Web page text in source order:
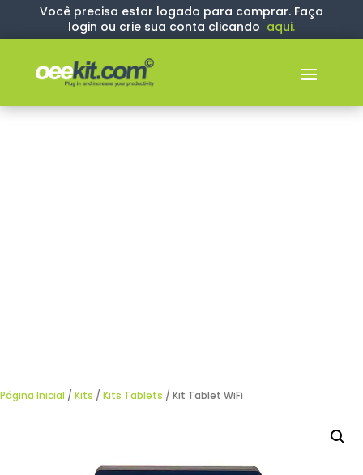
Você precisa estar logado para comprar. Faça
login ou crie sua conta clicando aqui.
Página Inicial / Kits / Kits Tablets / Kit Tablet WiFi